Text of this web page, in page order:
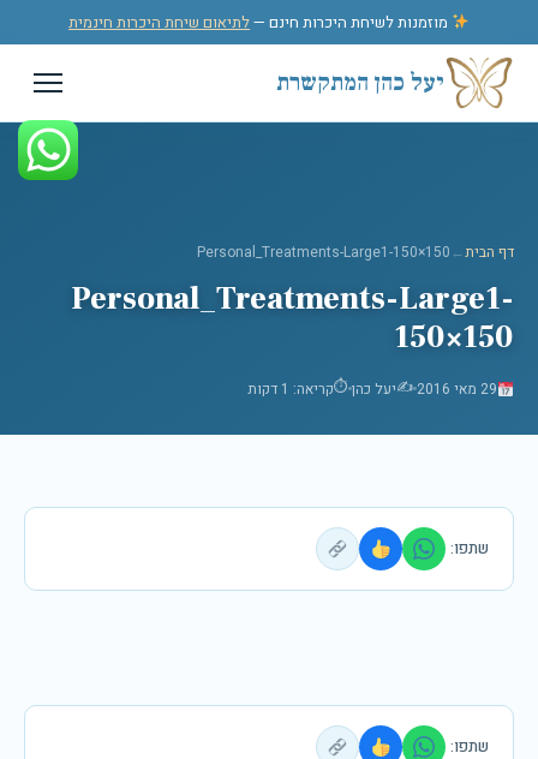
דלג לתוכן מוזמנות לשיחת היכרות חינם —לתיאום שיחת היכרות חינמית
יעל כהן המתקשרת
דף הבית←
Personal_Treatments-Large1-150×150
Personal_Treatments-Large1-
150×150
29 מאי 2016 ✍️יעל כהן⏱קריאה: 1 דקות
שתפו:
שתפו: